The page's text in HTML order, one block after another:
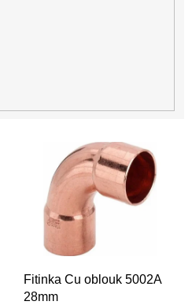
Fitinka Cu oblouk 5002A
28mm